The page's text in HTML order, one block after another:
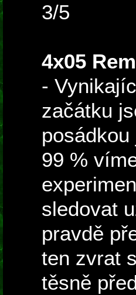
3/5
4x05
-
začátku
99 %
sledovat
pravdě
ten zvrat
těsně